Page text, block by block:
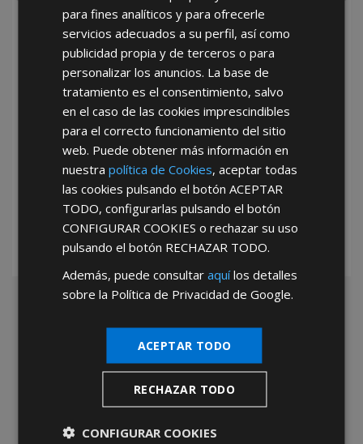
He leído y acepto la Política de Privacidad
*Abstenerse particulares, sólo venta a tiendas y empresas minoristas y
para fines analíticos y para ofrecerle
servicios adecuados a su perfil, así como
publicidad propia y de terceros o para
personalizar los anuncios. La base de
tratamiento es el consentimiento, salvo
en el caso de las cookies imprescindibles
para el correcto funcionamiento del sitio
web. Puede obtener más información en
nuestrapolítica de Cookies, aceptar todas
las cookies pulsando el botónACEPTAR
TODO, configurarlas pulsando el botón
CONFIGURAR COOKIES o rechazar su uso
pulsando el botón RECHAZAR TODO.
Además, puede consultaraquílos detalles
sobre la Política de Privacidad de Google.
ACEPTAR TODO
RECHAZAR TODO
CONFIGURAR COOKIES